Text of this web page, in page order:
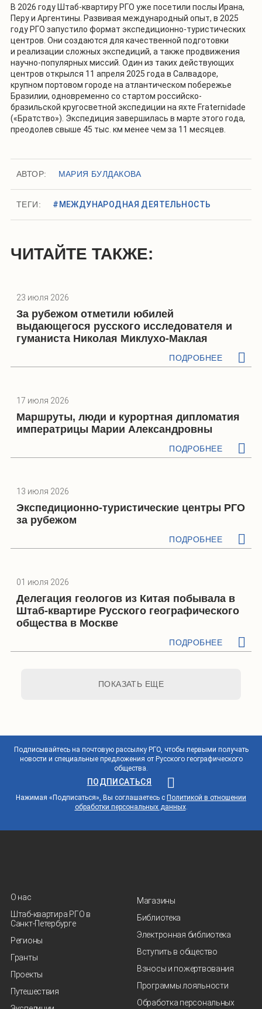
В 2026 году Штаб-квартиру РГО уже посетили послы Ирана,
Перу и Аргентины. Развивая международный опыт, в 2025
году РГО запустило формат экспедиционно-туристических
центров. Они создаются для качественной подготовки
и реализации сложных экспедиций, а также продвижения
научно-популярных миссий. Один из таких действующих
центров открылся 11 апреля 2025 года в Салвадоре,
крупном портовом городе на атлантическом побережье
Бразилии, одновременно со стартом российско-
бразильской кругосветной экспедиции на яхте Fraternidade
(«Братство»). Экспедиция завершилась в марте этого года,
преодолев свыше 45 тыс. км менее чем за 11 месяцев.
АВТОР: МАРИЯ БУЛДАКОВА
ТЕГИ: #МЕЖДУНАРОДНАЯ ДЕЯТЕЛЬНОСТЬ
ЧИТАЙТЕ ТАКЖЕ:
23 июля 2026
За рубежом отметили юбилей
выдающегося русского исследователя и
гуманиста Николая Миклухо-Маклая
ПОДРОБНЕЕ
17 июля 2026
Маршруты, люди и курортная дипломатия
императрицы Марии Александровны
ПОДРОБНЕЕ
13 июля 2026
Экспедиционно-туристические центры РГО
за рубежом
ПОДРОБНЕЕ
01 июля 2026
Делегация геологов из Китая побывала в
Штаб-квартире Русского географического
общества в Москве
ПОДРОБНЕЕ
ПОКАЗАТЬ ЕЩЕ
Подписывайтесь на почтовую рассылку РГО, чтобы первыми получать
новости и специальные предложения от Русского географического
общества.
ПОДПИСАТЬСЯ
Нажимая «Подписаться», Вы соглашаетесь с Политикой в отношении
обработки персональных данных.
О нас
Штаб-квартира РГО в
Санкт‑Петербурге
Регионы
Гранты
Проекты
Путешествия
Магазины
Библиотека
Электронная библиотека
Вступить в общество
Взносы и пожертвования
Программы лояльности
Обработка персональных